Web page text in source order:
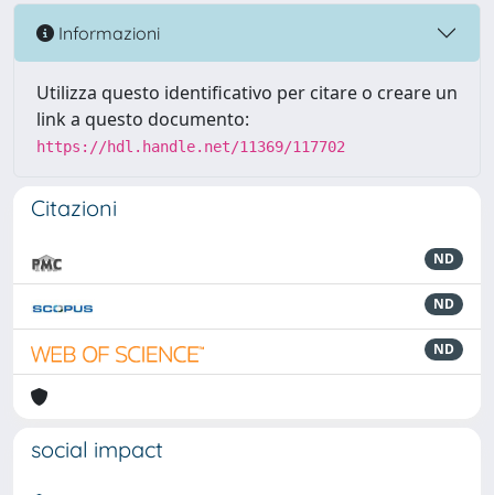
Informazioni
Utilizza questo identificativo per citare o creare un
link a questo documento:
https://hdl.handle.net/11369/117702
Citazioni
ND
ND
ND
social impact